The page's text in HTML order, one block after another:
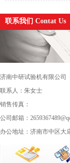
联系我们 Contat Us
济南中研试验机有限公司
联系人：朱女士
销售传真：
公司邮箱：
办公地址：济南市中区大